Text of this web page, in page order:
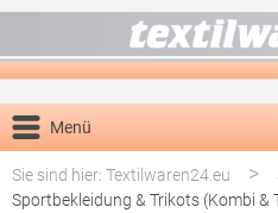
Menü
Sie sind hier: Textilwaren24.eu
>
Sportbekleidung & Trikots (Kombi &